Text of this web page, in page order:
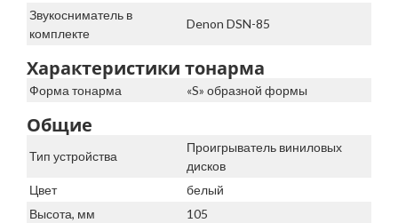
Звукосниматель в
комплекте
Denon DSN-85
Характеристики тонарма
Форма тонарма «S» образной формы
Общие
Тип устройства
Проигрыватель виниловых
дисков
Цвет
белый
Высота, мм
105